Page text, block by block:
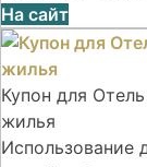
На сайт
Купон для
жилья
Использование